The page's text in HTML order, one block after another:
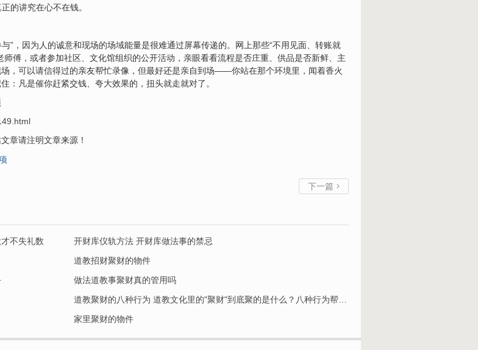
的讲究在心不在钱。
”，因为人的诚意和现场的场域能量是很难通过屏幕传递的。网上那些“不用见面、转账就
傅，或者参加社区、文化馆组织的公开活动，亲眼看看流程是否庄重、供品是否新鲜、主
，可以请信得过的亲友帮忙录像，但最好还是亲自到场——你站在那个环境里，闻着香火
：凡是催你赶紧交钱、夸大效果的，扭头就走就对了。
章请注明文章来源！
下一篇 
不失礼数
开财库仪轨方法 开财库做法事的禁忌
道教招财聚财的物件
做法道教事聚财真的管用吗
家里聚财的物件